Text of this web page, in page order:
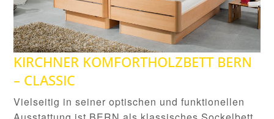
KIRCHNER KOMFORTHOLZBETT BERN
– CLASSIC
Vielseitig in seiner optischen und funktionellen